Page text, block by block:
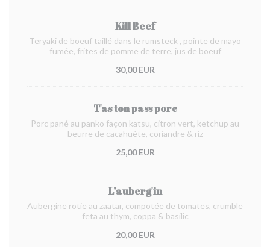
Kill Beef
Teryaki de boeuf taillé dans le rumsteck , pointe de mayo
fumée, frites de pomme de terre, jus de boeuf
30,00 EUR
T'as ton pass porc
Porc pané au panko façon katsu, citron vert, ketchup au
beurre de cacahuète, coriandre & riz
25,00 EUR
L’auberg'in
Aubergine rotie au zaatar, compotée de tomates, crumble
feta au thym, coppa & basilic
20,00 EUR